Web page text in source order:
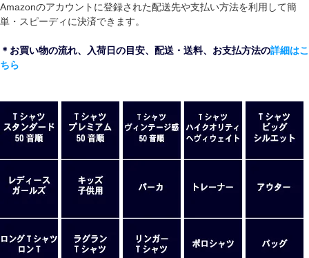
Amazonのアカウントに登録された配送先や支払い方法を利用して簡
単・スピーディに決済できます。
＊お買い物の流れ、入荷日の目安、配送・送料、お支払方法の詳細はこ
ちら